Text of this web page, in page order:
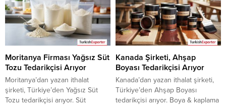
Yeni bir ihracat pazarı fırsatı olan
bu alım ilanının iletişim bilgilerine
TurkishExporter VIP üyeleri ile TE
üyelik kredisi sahibi ihracat
şirketleri erişebilmektedir. ➤ Bu
ithalat...
fırsatı olan bu alım ilanının iletişim
bilgilerine TurkishExporter VIP
üyeleri ile TE üyelik kredisi sahibi
ihracat şirketleri erişebilmektedir.
➤ Bu ithalat alım...
Moritanya Firması Yağsız Süt
Tozu Tedarikçisi Arıyor
Moritanya’dan yazan ithalat
şirketi, Türkiye’den Yağsız Süt
Tozu tedarikçisi arıyor. Süt
Kanada Şirketi, Ahşap
Boyası Tedarikçisi Arıyor
Kanada’dan yazan ithalat şirketi,
Türkiye’den Ahşap Boyası
tedarikçisi arıyor. Boya & kaplama